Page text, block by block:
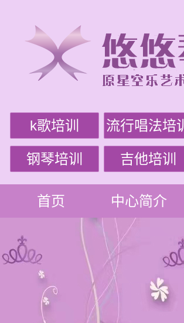
k歌培训 流行唱法培训
钢琴培训 吉他培训
首页 中心简介